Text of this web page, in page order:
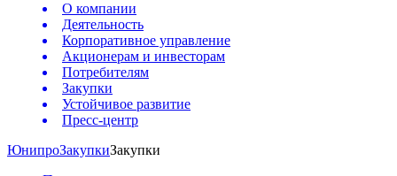
О компании
Деятельность
Корпоративное управление
Акционерам и инвесторам
Потребителям
Закупки
Устойчивое развитие
Пресс-центр
ЮнипроЗакупкиЗакупки